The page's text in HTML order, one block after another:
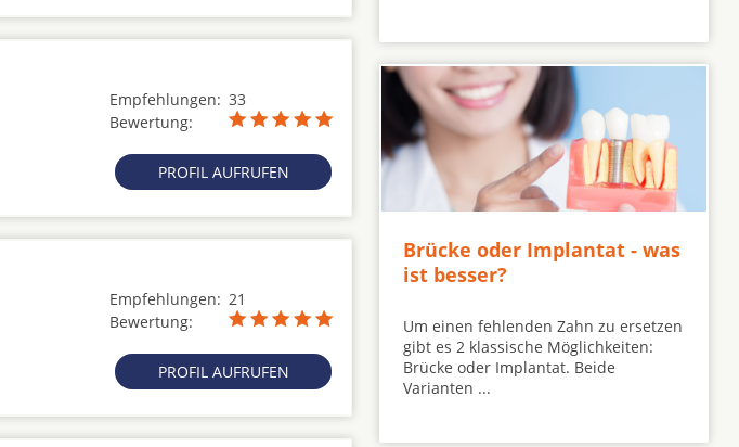
Empfehlungen: 33
Bewertung:
PROFIL AUFRUFEN
Empfehlungen: 21
Bewertung:
PROFIL AUFRUFEN
Brücke oder Implantat - was
ist besser?
Um einen fehlenden Zahn zu ersetzen
gibt es 2 klassische Möglichkeiten:
Brücke oder Implantat. Beide
Varianten ...